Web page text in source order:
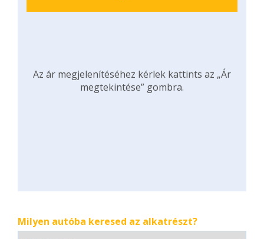
Az ár megjelenítéséhez kérlek kattints az „Ár
megtekintése” gombra.
Milyen autóba keresed az alkatrészt?